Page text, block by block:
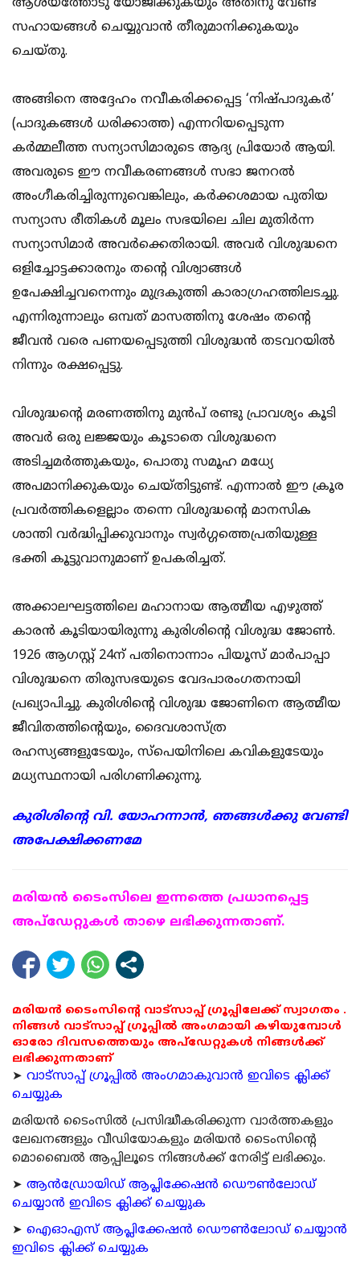
ആശയത്തോടു യോജിക്കുകയും അതിനു വേണ്ട
സഹായങ്ങള്‍ ചെയ്യുവാന്‍ തീരുമാനിക്കുകയും
ചെയ്തു.
അങ്ങിനെ അദ്ദേഹം നവീകരിക്കപ്പെട്ട ‘നിഷ്പാദുകര്‍’
(പാദുകങ്ങള്‍ ധരിക്കാത്ത) എന്നറിയപ്പെടുന്ന
കര്‍മ്മലീത്ത സന്യാസിമാരുടെ ആദ്യ പ്രിയോര്‍ ആയി.
അവരുടെ ഈ നവീകരണങ്ങള്‍ സഭാ ജനറല്‍
അംഗീകരിച്ചിരുന്നുവെങ്കിലും, കര്‍ക്കശമായ പുതിയ
സന്യാസ രീതികള്‍ മൂലം സഭയിലെ ചില മുതിര്‍ന്ന
സന്യാസിമാര്‍ അവര്‍ക്കെതിരായി. അവര്‍ വിശുദ്ധനെ
ഒളിച്ചോട്ടക്കാരനും തന്റെ വിശ്വാങ്ങള്‍
ഉപേക്ഷിച്ചവനെന്നും മുദ്രകുത്തി കാരാഗ്രഹത്തിലടച്ചു.
എന്നിരുന്നാലും ഒമ്പത് മാസത്തിനു ശേഷം തന്റെ
ജീവന്‍ വരെ പണയപ്പെടുത്തി വിശുദ്ധന്‍ തടവറയില്‍
നിന്നും രക്ഷപ്പെട്ടു.
വിശുദ്ധന്റെ മരണത്തിനു മുന്‍പ്‌ രണ്ടു പ്രാവശ്യം കൂടി
അവര്‍ ഒരു ലജ്ജയും കൂടാതെ വിശുദ്ധനെ
അടിച്ചമര്‍ത്തുകയും, പൊതു സമൂഹ മധ്യേ
അപമാനിക്കുകയും ചെയ്തിട്ടുണ്ട്. എന്നാല്‍ ഈ ക്രൂര
പ്രവര്‍ത്തികളെല്ലാം തന്നെ വിശുദ്ധന്റെ മാനസിക
ശാന്തി വര്‍ദ്ധിപ്പിക്കുവാനും സ്വര്‍ഗ്ഗത്തെപ്രതിയുള്ള
ഭക്തി കൂട്ടുവാനുമാണ് ഉപകരിച്ചത്.
അക്കാലഘട്ടത്തിലെ മഹാനായ ആത്മീയ എഴുത്ത്
കാരന്‍ കൂടിയായിരുന്നു കുരിശിന്റെ വിശുദ്ധ ജോണ്‍.
1926 ആഗസ്റ്റ്‌ 24ന് പതിനൊന്നാം പിയൂസ്‌ മാര്‍പാപ്പാ
വിശുദ്ധനെ തിരുസഭയുടെ വേദപാരംഗതനായി
പ്രഖ്യാപിച്ചു. കുരിശിന്റെ വിശുദ്ധ ജോണിനെ ആത്മീയ
ജീവിതത്തിന്റെയും, ദൈവശാസ്ത്ര
രഹസ്യങ്ങളുടേയും, സ്പെയിനിലെ കവികളുടേയും
മധ്യസ്ഥനായി പരിഗണിക്കുന്നു.
കുരിശിന്റെ വി. യോഹന്നാന്‍, ഞങ്ങള്‍ക്കു വേണ്ടി
അപേക്ഷിക്കണമേ
മരിയന്‍ ടൈംസിലെ ഇന്നത്തെ പ്രധാനപ്പെട്ട
അപ്ഡേറ്റുകള്‍ താഴെ ലഭിക്കുന്നതാണ്.
മരിയൻ ടൈംസിന്റെ വാട്സാപ്പ് ഗ്രൂപ്പിലേക്ക് സ്വാഗതം .
നിങ്ങൾ വാട്സാപ്പ് ഗ്രൂപ്പിൽ അംഗമായി കഴിയുമ്പോൾ
ഓരോ ദിവസത്തെയും അപ്ഡേറ്റുകൾ നിങ്ങൾക്ക്
ലഭിക്കുന്നതാണ്
➤ വാട്സാപ്പ് ഗ്രൂപ്പിൽ അംഗമാകുവാൻ ഇവിടെ ക്ലിക്ക്
ചെയ്യുക
മരിയന്‍ ടൈംസില്‍ പ്രസിദ്ധീകരിക്കുന്ന വാര്‍ത്തകളും
ലേഖനങ്ങളും വീഡിയോകളും മരിയന്‍ ടൈംസിന്റെ
മൊബൈല്‍ ആപ്പിലൂടെ നിങ്ങള്‍ക്ക് നേരിട്ട് ലഭിക്കും.
➤ ആന്‍ഡ്രോയിഡ് ആപ്ലിക്കേഷന്‍ ഡൌണ്‍ലോഡ്
ചെയ്യാന്‍ ഇവിടെ ക്ലിക്ക് ചെയ്യുക
➤ ഐഓഎസ് ആപ്ലിക്കേഷന്‍ ഡൌണ്‍ലോഡ് ചെയ്യാന്‍
ഇവിടെ ക്ലിക്ക് ചെയ്യുക